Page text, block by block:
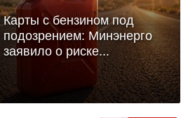
Карты с бензином под
подозрением: Минэнерго
заявило о риске...